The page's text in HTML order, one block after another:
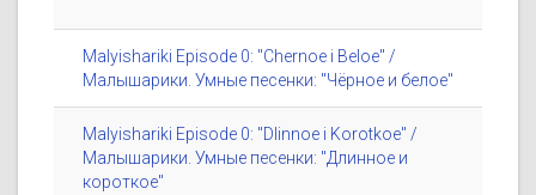
Malyishariki Episode 0: "Chernoe i Beloe" /
Малышарики. Умные песенки: "Чёрное и белое"
Malyishariki Episode 0: "Dlinnoe i Korotkoe" /
Малышарики. Умные песенки: "Длинное и
короткое"